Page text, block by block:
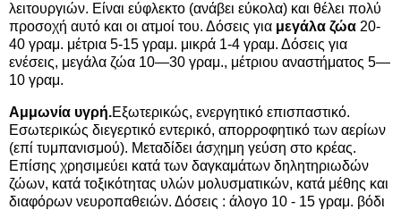
λειτουργιών. Είναι εύφλεκτο (ανάβει εύκολα) και θέλει πολύ
προσοχή αυτό και οι ατμοί του. Δόσεις για μεγάλα ζώα 20-
40 γραμ. μέτρια 5-15 γραμ. μικρά 1-4 γραμ. Δόσεις για
ενέσεις, μεγάλα ζώα 10—30 γραμ., μέτριου αναστήματος 5—
10 γραμ.
Αμμωνία υγρή.Εξωτερικώς, ενεργητικό επισπαστικό.
Εσωτερικώς διεγερτικό εντερικό, απορροφητικό των αερίων
(επί τυμπανισμού). Μεταδίδει άσχημη γεύση στο κρέας.
Επίσης χρησιμεύει κατά των δαγκαμάτων δηλητηριωδών
ζώων, κατά τοξικότητας υλών μολυσματικών, κατά μέθης και
διαφόρων νευροπαθειών. Δόσεις : άλογο 10 - 15 γραμ. βόδι